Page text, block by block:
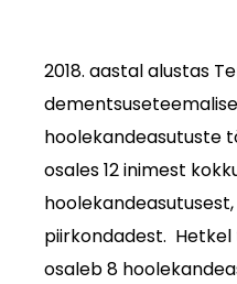
2018. aastal alustas
hoolekandeasutuste
osales 12 inimest
piirkondadest.
osaleb 8